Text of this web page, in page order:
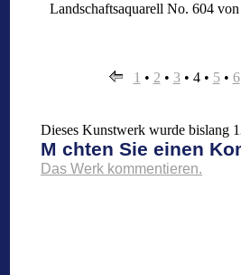
Landschaftsaquarell No. 604
1 • 2 • 3• 4• 5• 6
Dieses Kunstwerk wurde bislang
M chten Sie einen
Das Werk kommentieren.